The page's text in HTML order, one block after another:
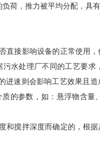
负荷，推力被平均分配，具
直接影响设备的正常使用
水处理厂不同的工艺要求
进速则会影响工艺效果且
的参数，如：悬浮物含量
和搅拌深度而确定的，根